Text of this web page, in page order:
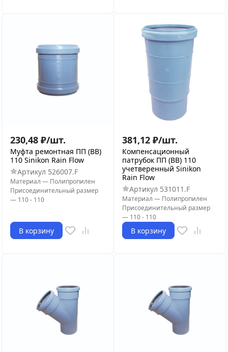
230,48 ₽/шт.
Муфта ремонтная ПП (ВВ)
110 Sinikon Rain Flow
Артикул 526007.F
Материал — Полипропилен
Присоединительный размер
— 110 - 110
В корзину
381,12 ₽/шт.
Компенсационный
патрубок ПП (ВВ) 110
учетверенный Sinikon
Rain Flow
Артикул 531011.F
Материал — Полипропилен
Присоединительный размер
— 110 - 110
В корзину